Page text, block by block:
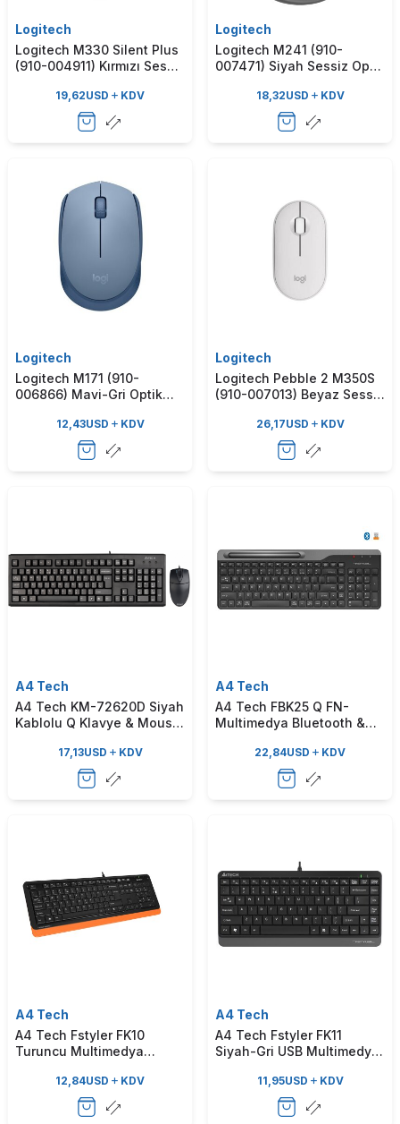
Logitech
Logitech M330 Silent Plus
(910-004911) Kırmızı Sessiz
19,62USD KDV
Logitech
Logitech M241 (910-
007471) Siyah Sessiz Optik
18,32USD KDV
Logitech
Logitech M171 (910-
006866) Mavi-Gri Optik
12,43USD KDV
Logitech
Logitech Pebble 2 M350S
(910-007013) Beyaz Sessiz
26,17USD KDV
A4 Tech
A4 Tech KM-72620D Siyah
Kablolu Q Klavye & Mouse
17,13USD KDV
A4 Tech
A4 Tech FBK25 Q FN-
Multimedya Bluetooth &
Klavye22,84USD KDV
A4 Tech
A4 Tech Fstyler FK10
Turuncu Multimedya
12,84USD KDV
A4 Tech
A4 Tech Fstyler FK11
Siyah-Gri USB Multimedya
11,95USD KDV